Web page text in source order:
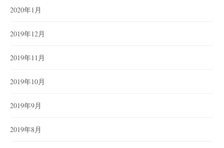
2020年1月
2019年12月
2019年11月
2019年10月
2019年9月
2019年8月